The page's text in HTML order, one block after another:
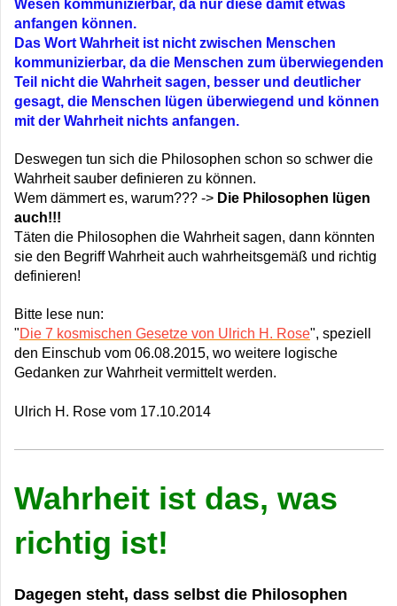
Wesen kommunizierbar, da nur diese damit etwas
anfangen können.
Das Wort Wahrheit ist nicht zwischen Menschen
kommunizierbar, da die Menschen zum überwiegenden
Teil nicht die Wahrheit sagen, besser und deutlicher
gesagt, die Menschen lügen überwiegend und können
mit der Wahrheit nichts anfangen.
Deswegen tun sich die Philosophen schon so schwer die
Wahrheit sauber definieren zu können.
Wem dämmert es, warum??? -> Die Philosophen lügen
auch!!!
Täten die Philosophen die Wahrheit sagen, dann könnten
sie den Begriff Wahrheit auch wahrheitsgemäß und richtig
definieren!
Bitte lese nun:
"Die 7 kosmischen Gesetze von Ulrich H. Rose", speziell
den Einschub vom 06.08.2015, wo weitere logische
Gedanken zur Wahrheit vermittelt werden.
Ulrich H. Rose vom 17.10.2014
Wahrheit ist das, was
richtig ist!
Dagegen steht, dass selbst die Philosophen